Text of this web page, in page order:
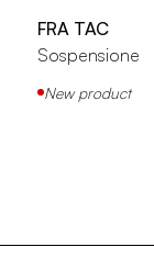
FRA TAC
Sospensione
New product